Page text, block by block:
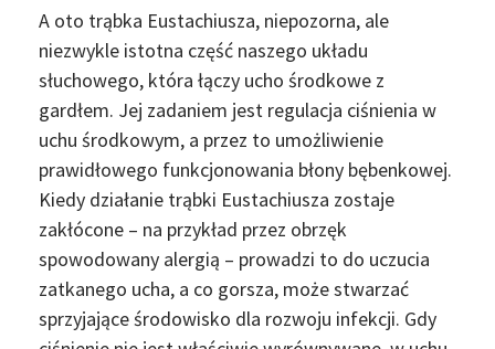
A oto trąbka Eustachiusza, niepozorna, ale
niezwykle istotna część naszego układu
słuchowego, która łączy ucho środkowe z
gardłem. Jej zadaniem jest regulacja ciśnienia w
uchu środkowym, a przez to umożliwienie
prawidłowego funkcjonowania błony bębenkowej.
Kiedy działanie trąbki Eustachiusza zostaje
zakłócone – na przykład przez obrzęk
spowodowany alergią – prowadzi to do uczucia
zatkanego ucha, a co gorsza, może stwarzać
sprzyjające środowisko dla rozwoju infekcji. Gdy